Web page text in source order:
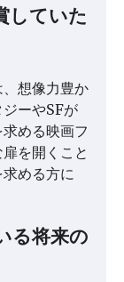
していた
想像力豊か
ーやSFが
める映画フ
を開くこと
める方に
る将来の